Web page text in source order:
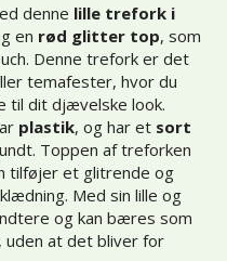
denne lille trefork i
en rød glitter top, som
Denne trefork er det
temafester, hvor du
til dit djævelske look.
plastik, og har et sort
Toppen af treforken
tilføjer et glitrende og
Med sin lille og
og kan bæres som
uden at det bliver for